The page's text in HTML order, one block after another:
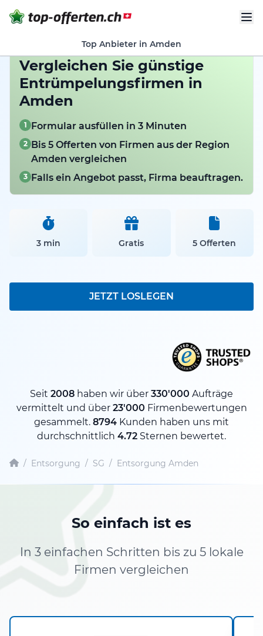
Top Anbieter in Amden
Vergleichen Sie günstige
Entrümpelungsfirmen in
Amden
1 Formular ausfüllen in 3 Minuten
2 Bis 5 Offerten von Firmen aus der Region
Amden vergleichen
3 Falls ein Angebot passt, Firma beauftragen.
3 min Gratis 5 Offerten
JETZT LOSLEGEN
Seit 2008 haben wir über 330'000 Aufträge
vermittelt und über 23'000 Firmenbewertungen
gesammelt. 8794 Kunden haben uns mit
durchschnittlich 4.72 Sternen bewertet.
/ Entsorgung / SG / Entsorgung Amden
So einfach ist es
In 3 einfachen Schritten bis zu 5 lokale
Firmen vergleichen